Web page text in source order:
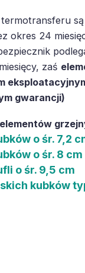
okres 24
zaś
gwarancji)
o śr. 7,2
o śr. 8 cm
o śr. 9,5 cm
kubków